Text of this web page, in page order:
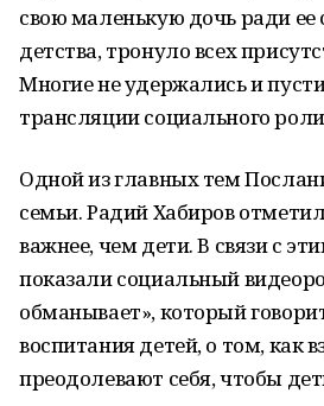
свою маленькую дочь ради ее
детства, тронуло всех
Многие не удержались и
трансляции социального
Одной из главных тем
семьи. Радий Хабиров
важнее, чем дети. В связи с
показали социальный
обманывает», который
воспитания детей, о том, как
преодолевают себя, чтобы